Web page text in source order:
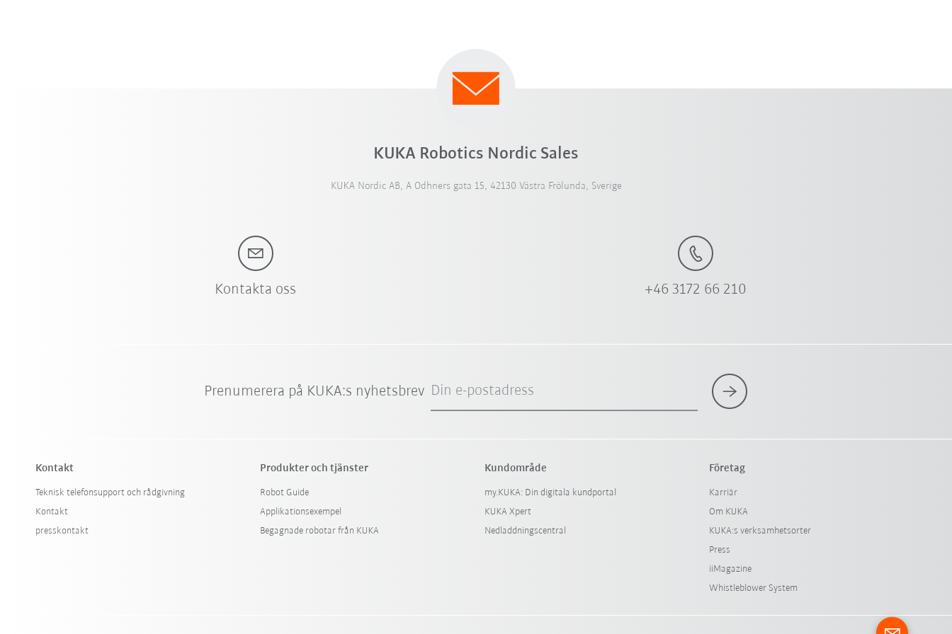
KUKA Robotics Nordic Sales
KUKA Nordic AB, A Odhners gata 15, 42130 Västra Frölunda, Sverige
Kontakta oss +46 3172 66 210
Prenumerera på KUKA:s nyhetsbrev Din e-postadress
Kontakt
Teknisk telefonsupport och rådgivning
Kontakt
presskontakt
Produkter och tjänster
Robot Guide
Applikationsexempel
Begagnade robotar från KUKA
Kundområde
my.KUKA: Din digitala kundportal
KUKA Xpert
Nedladdningscentral
Företag
Karriär
Om KUKA
KUKA:s verksamhetsorter
Press
iiMagazine
Whistleblower System